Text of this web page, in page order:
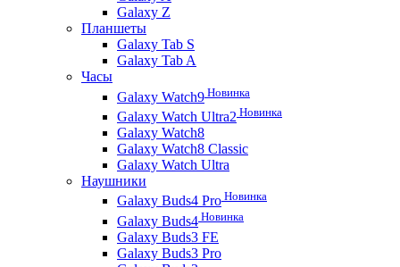
Galaxy Z
Планшеты
Galaxy Tab S
Galaxy Tab A
Часы
Galaxy Watch9 Новинка
Galaxy Watch Ultra2 Новинка
Galaxy Watch8
Galaxy Watch8 Classic
Galaxy Watch Ultra
Наушники
Galaxy Buds4 Pro Новинка
Galaxy Buds4 Новинка
Galaxy Buds3 FE
Galaxy Buds3 Pro